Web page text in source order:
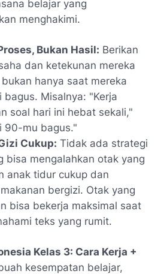
belajar yang
menghakimi.
Bukan Hasil: Berikan
dan ketekunan mereka
hanya saat mereka
bagus. Misalnya: "Kerja
soal hari ini hebat sekali,"
90-mu bagus."
Cukup: Tidak ada strategi
bisa mengalahkan otak yang
anak tidur cukup dan
bergizi. Otak yang
bisa bekerja maksimal saat
teks yang rumit.
Kelas 3: Cara Kerja +
kesempatan belajar,